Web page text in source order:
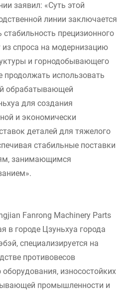
заявил: «Суть этой
линии заключается
прецизионного
из спроса на модернизацию
и горнодобывающего
продолжать использовать
обрабатывающей
для создания
и экономически
деталей для тяжелого
стабильные поставки
занимающимся
Fanrong Machinery Parts
в городе Цзуньхуа города
специализируется на
противовесов
износостойких
промышленности и